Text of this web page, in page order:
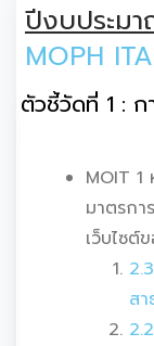
ปีงบประม
MOPH
ตัวชี้วัดที่ 1 : ก
MOIT 1
มาตรกา
เว็บไซต์
ส